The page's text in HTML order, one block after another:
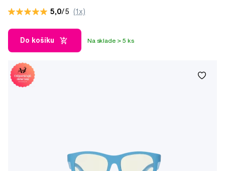
5,0/5 (1x)
Do košíku Na sklade > 5 ks